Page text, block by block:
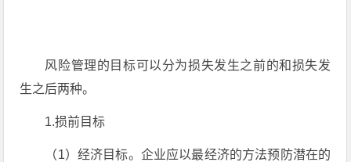
风险管理的目标可以分为损失发生之前的和损失发
生之后两种。
1.损前目标
（1）经济目标。企业应以最经济的方法预防潜在的